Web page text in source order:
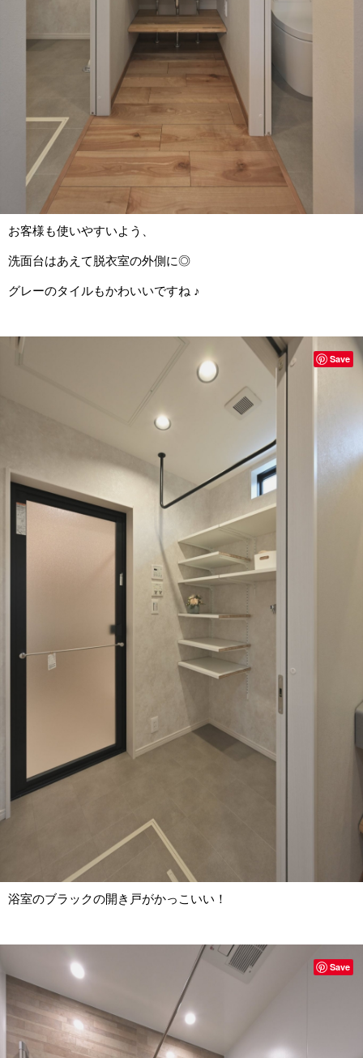
お客様も使いやすいよう、
洗面台はあえて脱衣室の外側に◎
グレーのタイルもかわいいですね ♪
浴室のブラックの開き戸がかっこいい！
Save
Save